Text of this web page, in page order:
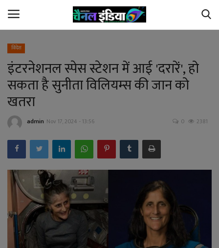
Home
Contact Us
छत्तीसगढ़
देश
विदेश
खेल
राजनीति
विदेश
इंटरनेशनल स्पेस स्टेशन में आई 'दरारें', हो
सकता है सुनीता विलियम्स की जान को
खतरा
admin Nov 17, 2024 - 13:56 0 2381